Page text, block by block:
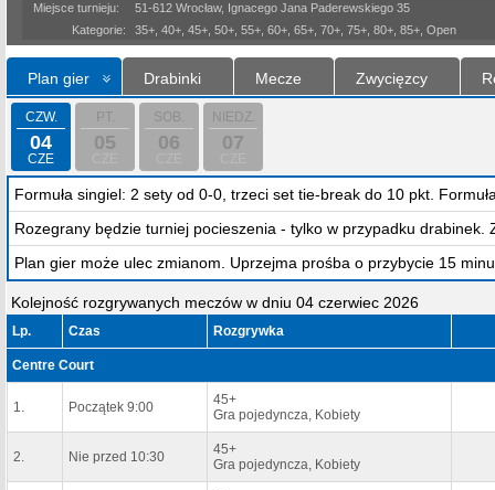
Miejsce turnieju:
51-612 Wrocław, Ignacego Jana Paderewskiego 35
Kategorie:
35+, 40+, 45+, 50+, 55+, 60+, 65+, 70+, 75+, 80+, 85+, Open
Plan gier Drabinki Mecze Zwycięzcy
CZW.
04
CZE
PT.
05
SOB.
06
NIEDZ.
07
Formuła singiel: 2 sety od 0-0, trzeci set tie-break do 10 pkt.
Rozegrany będzie turniej pocieszenia - tylko w przypadku
Plan gier może ulec zmianom. Uprzejma prośba o przybycie 15
Kolejność rozgrywanych meczów w dniu 04 czerwiec 2026
Lp. Czas Rozgrywka
Centre Court
1. Początek 9:00
45+
Gra pojedyncza, Kobiety
2. Nie przed 10:30
45+
Gra pojedyncza, Kobiety